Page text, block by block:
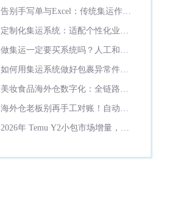
标准？
告别手写单与Excel：传统集运作坊
定制化集运系统：适配个性化业
做集运一定要买系统吗？人工和系
如何用集运系统做好包裹异常件管
美妆食品海外仓数字化：全链路保
海外仓老板别再手工对账！自动计
2026年 Temu Y2小包市场增量，货